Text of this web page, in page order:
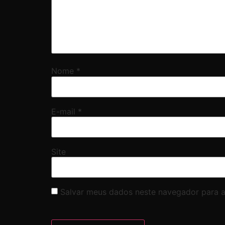
Nome *
E-mail *
Site
Salvar meus dados neste navegador para